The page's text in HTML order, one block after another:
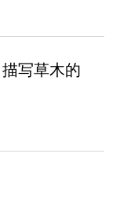
写草木的